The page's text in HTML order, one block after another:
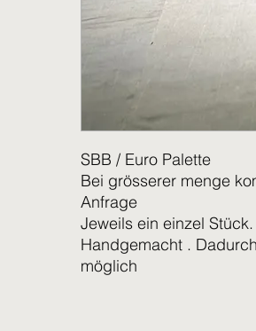
SBB / Euro Palette
Bei grösserer menge
Anfrage
Jeweils ein einzel Stück.
Handgemacht .
möglich